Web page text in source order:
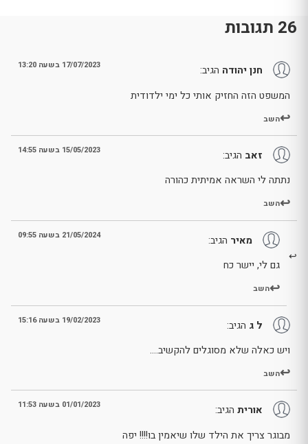
26 תגובות
חנן יהודה הגיב: 17/07/2023 בשעה 13:20
המשפט הזה החזיק אותי כל ימי ילדודית
השב
זאב הגיב: 15/05/2023 בשעה 14:55
נתתה לי השראה אמיתית כהורה
השב
מאיר הגיב: 21/05/2024 בשעה 09:55
גם לי, יישר כח
השב
ל ג הגיב: 19/02/2023 בשעה 15:16
ויש כאלה שלא מסוגלים להקשיב….
השב
אורית הגיב: 01/01/2023 בשעה 11:53
מבוגר צריך את הילד שלו שיאמין בו!!!! יפה